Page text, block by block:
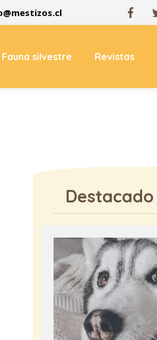
Fauna silvestre Revistas
Destacado